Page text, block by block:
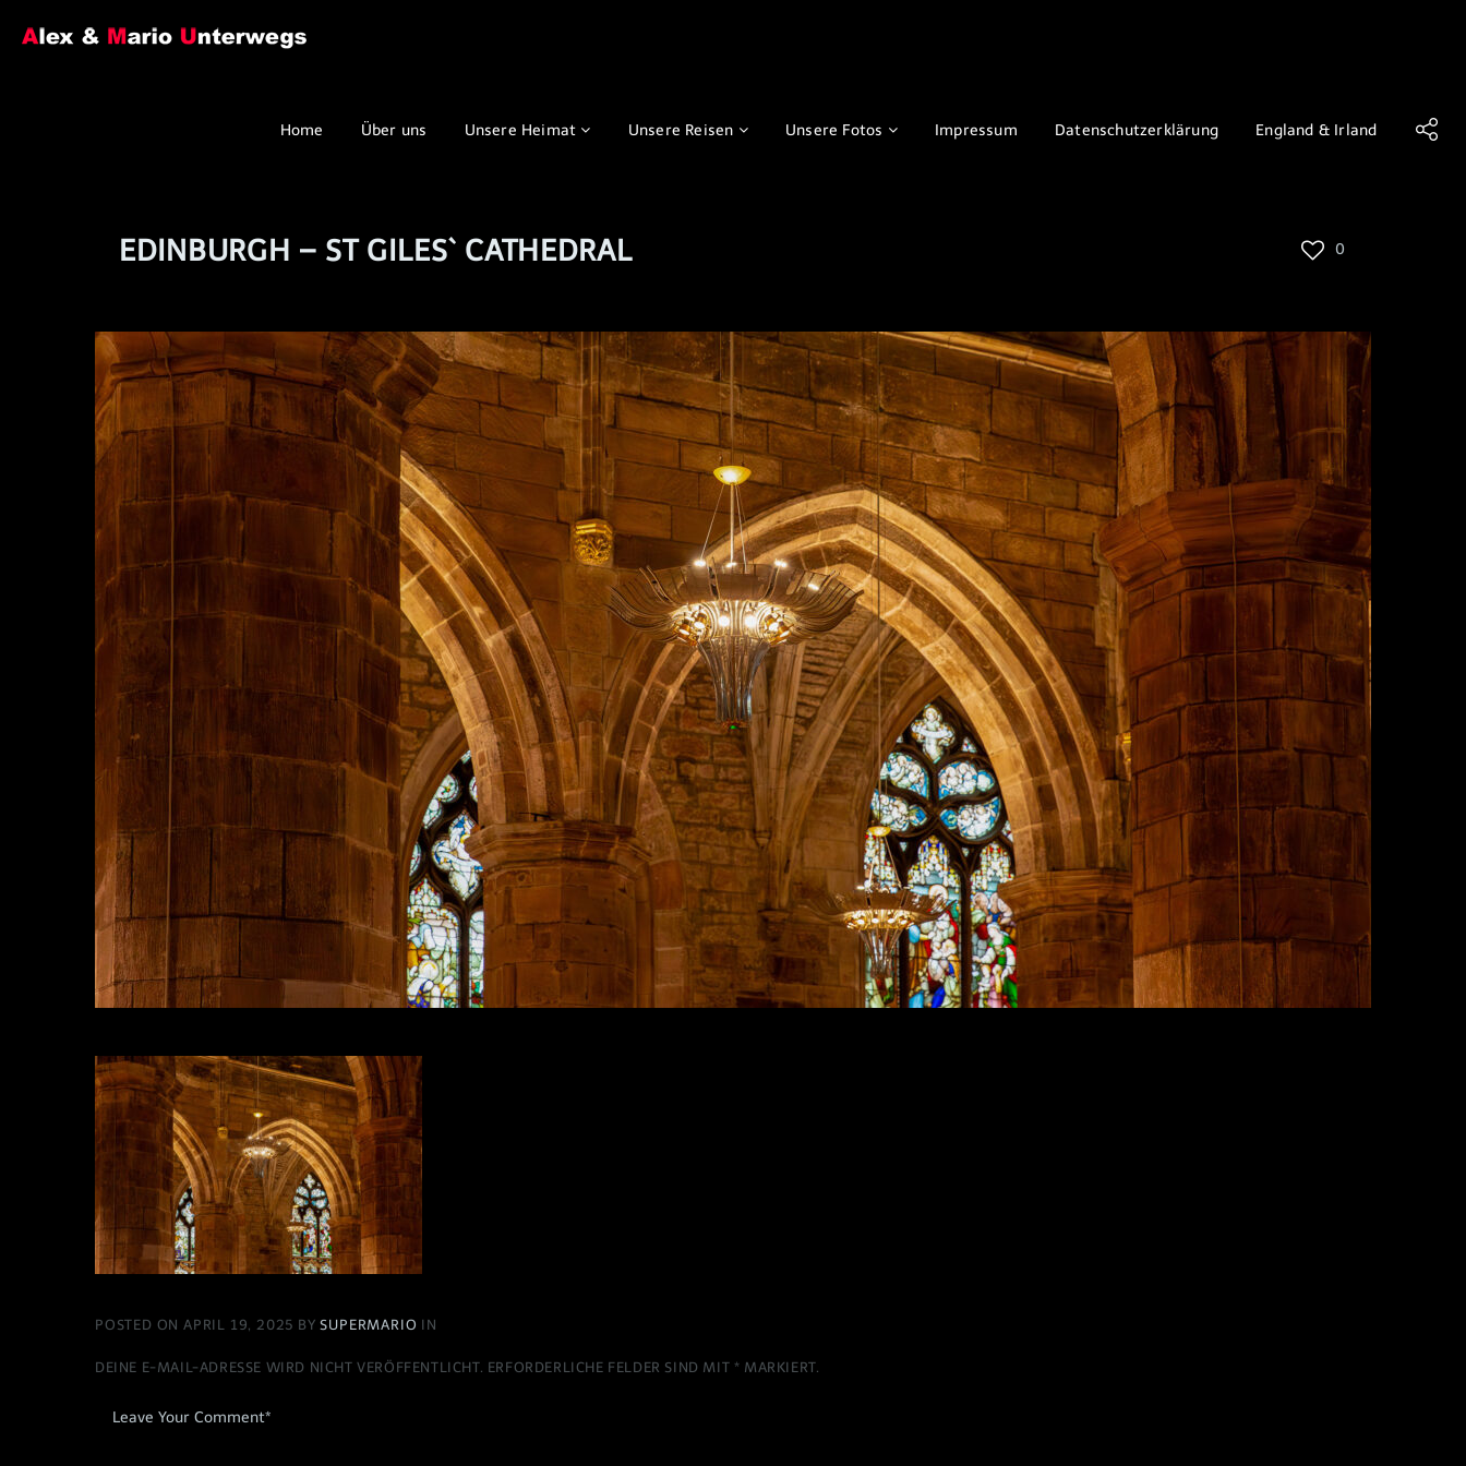
Home Über uns Unsere Heimat Unsere Reisen Unsere Fotos Impressum Datenschutzerklärung England & Irland
EDINBURGH – ST GILES` CATHEDRAL 0
POSTED ON APRIL 19, 2025 BYSUPERMARIO IN
DEINE E-MAIL-ADRESSE WIRD NICHT VERÖFFENTLICHT. ERFORDERLICHE FELDER SIND MIT * MARKIERT.